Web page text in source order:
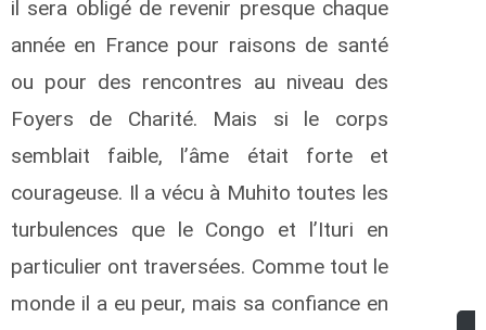
il sera obligé de revenir presque chaque
année en France pour raisons de santé
ou pour des rencontres au niveau des
Foyers de Charité. Mais si le corps
semblait faible, l’âme était forte et
courageuse. Il a vécu à Muhito toutes les
turbulences que le Congo et l’Ituri en
particulier ont traversées. Comme tout le
monde il a eu peur, mais sa confiance en